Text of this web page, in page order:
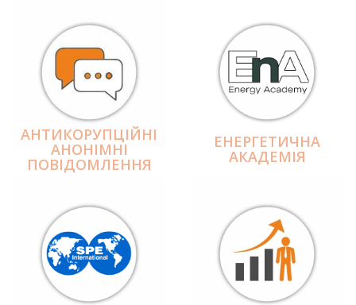
АНТИКОРУПЦІЙНІ
АНОНІМНІ
ПОВІДОМЛЕННЯ
ЕНЕРГЕТИЧНА
АКАДЕМІЯ